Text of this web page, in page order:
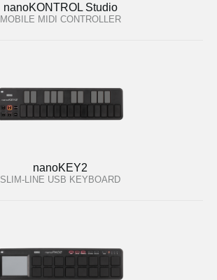
nanoKONTROL Studio
MOBILE MIDI CONTROLLER
nanoKEY2
SLIM-LINE USB KEYBOARD